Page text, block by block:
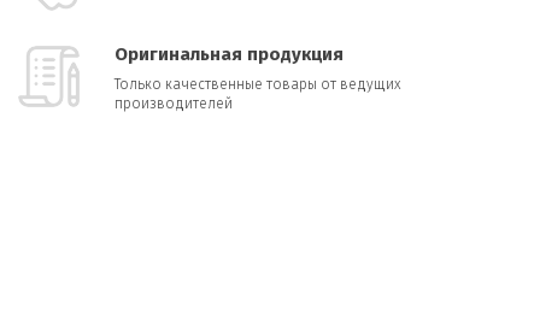
Оригинальная продукция
Только качественные товары от ведущих
производителей